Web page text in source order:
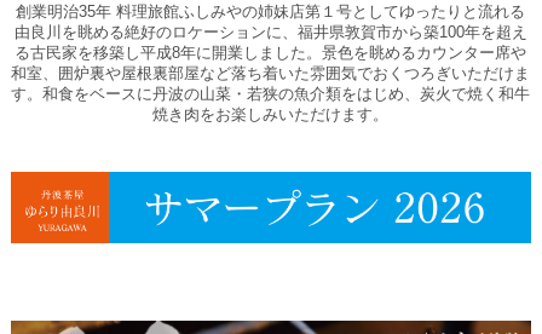
創業明治35年 料理旅館ふしみやの姉妹店第１号としてゆったりと流れる
由良川を眺める絶好のロケーションに、福井県敦賀市から築100年を超え
る古民家を移築し平成8年に開業しました。景色を眺めるカウンター席や
和室、囲炉裏や屋根裏部屋など落ち着いた雰囲気でおくつろぎいただけま
す。和食をベースに丹波の山菜・若狭の魚介類をはじめ、炭火で焼く和牛
焼き肉をお楽しみいただけます。